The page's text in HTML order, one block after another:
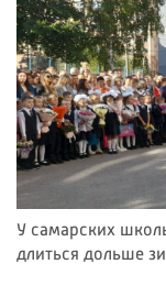
У самарских
длиться дольше